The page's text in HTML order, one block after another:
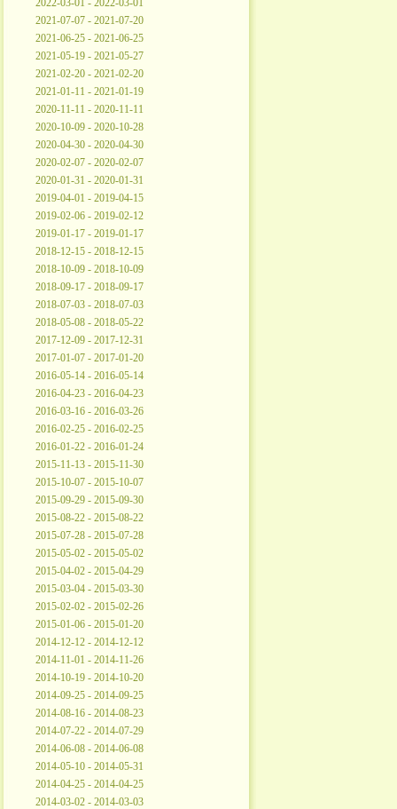
2022-03-01 - 2022-03-01
2021-07-07 - 2021-07-20
2021-06-25 - 2021-06-25
2021-05-19 - 2021-05-27
2021-02-20 - 2021-02-20
2021-01-11 - 2021-01-19
2020-11-11 - 2020-11-11
2020-10-09 - 2020-10-28
2020-04-30 - 2020-04-30
2020-02-07 - 2020-02-07
2020-01-31 - 2020-01-31
2019-04-01 - 2019-04-15
2019-02-06 - 2019-02-12
2019-01-17 - 2019-01-17
2018-12-15 - 2018-12-15
2018-10-09 - 2018-10-09
2018-09-17 - 2018-09-17
2018-07-03 - 2018-07-03
2018-05-08 - 2018-05-22
2017-12-09 - 2017-12-31
2017-01-07 - 2017-01-20
2016-05-14 - 2016-05-14
2016-04-23 - 2016-04-23
2016-03-16 - 2016-03-26
2016-02-25 - 2016-02-25
2016-01-22 - 2016-01-24
2015-11-13 - 2015-11-30
2015-10-07 - 2015-10-07
2015-09-29 - 2015-09-30
2015-08-22 - 2015-08-22
2015-07-28 - 2015-07-28
2015-05-02 - 2015-05-02
2015-04-02 - 2015-04-29
2015-03-04 - 2015-03-30
2015-02-02 - 2015-02-26
2015-01-06 - 2015-01-20
2014-12-12 - 2014-12-12
2014-11-01 - 2014-11-26
2014-10-19 - 2014-10-20
2014-09-25 - 2014-09-25
2014-08-16 - 2014-08-23
2014-07-22 - 2014-07-29
2014-06-08 - 2014-06-08
2014-05-10 - 2014-05-31
2014-04-25 - 2014-04-25
2014-03-02 - 2014-03-03